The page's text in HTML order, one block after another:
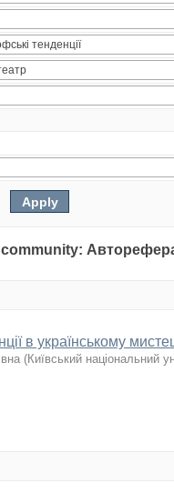
в українському
(Київський національний